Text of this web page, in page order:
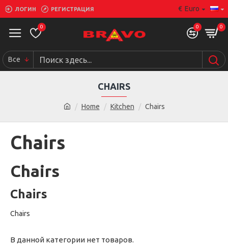
ЛОГИН РЕГИСТРАЦИЯ € Euro
0 0 0
Все
Home Kitchen Chairs
CHAIRS
Chairs
Chairs
Chairs
Chairs
В данной категории нет товаров.